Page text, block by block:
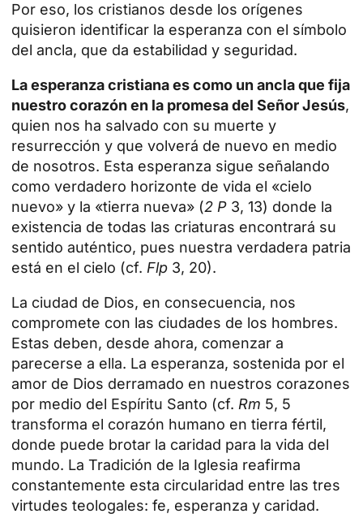
Por eso, los cristianos desde los orígenes
quisieron identificar la esperanza con el símbolo
del ancla, que da estabilidad y seguridad.
La esperanza cristiana es como un ancla que fija
nuestro corazón en la promesa del Señor Jesús,
quien nos ha salvado con su muerte y
resurrección y que volverá de nuevo en medio
de nosotros. Esta esperanza sigue señalando
como verdadero horizonte de vida el «cielo
nuevo» y la «tierra nueva» (2 P 3, 13) donde la
existencia de todas las criaturas encontrará su
sentido auténtico, pues nuestra verdadera patria
está en el cielo (cf. Flp 3, 20).
La ciudad de Dios, en consecuencia, nos
compromete con las ciudades de los hombres.
Estas deben, desde ahora, comenzar a
parecerse a ella. La esperanza, sostenida por el
amor de Dios derramado en nuestros corazones
por medio del Espíritu Santo (cf. Rm 5, 5
transforma el corazón humano en tierra fértil,
donde puede brotar la caridad para la vida del
mundo. La Tradición de la Iglesia reafirma
constantemente esta circularidad entre las tres
virtudes teologales: fe, esperanza y caridad.